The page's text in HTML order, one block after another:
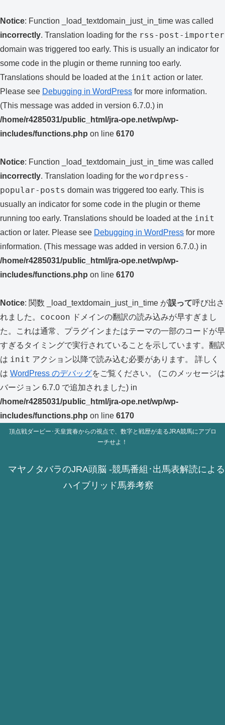
Notice: Function _load_textdomain_just_in_time was called
incorrectly. Translation loading for the rss-post-importer
domain was triggered too early. This is usually an indicator for
some code in the plugin or theme running too early.
Translations should be loaded at the init action or later.
Please see Debugging in WordPress for more information.
(This message was added in version 6.7.0.) in
/home/r4285031/public_html/jra-ope.net/wp/wp-
includes/functions.php on line 6170
Notice: Function _load_textdomain_just_in_time was called
incorrectly. Translation loading for the wordpress-
popular-posts domain was triggered too early. This is
usually an indicator for some code in the plugin or theme
running too early. Translations should be loaded at the init
action or later. Please see Debugging in WordPress for more
information. (This message was added in version 6.7.0.) in
/home/r4285031/public_html/jra-ope.net/wp/wp-
includes/functions.php on line 6170
Notice: 関数 _load_textdomain_just_in_time が誤って呼び出さ
れました。 cocoon ドメインの翻訳の読み込みが早すぎまし
た。これは通常、プラグインまたはテーマの一部のコードが早
すぎるタイミングで実行されていることを示しています。翻訳
は init アクション以降で読み込む必要があります。 詳しく
は WordPress のデバッグをご覧ください。 (このメッセージは
バージョン 6.7.0 で追加されました) in
/home/r4285031/public_html/jra-ope.net/wp/wp-
includes/functions.php on line 6170
頂点戦ダービー･天皇賞春からの視点で、数字と戦歴が走るJRA競馬にアプロ
ーチせよ！
マヤノタバラのJRA頭脳 -競馬番組･出馬表解読による
ハイブリッド馬券考察